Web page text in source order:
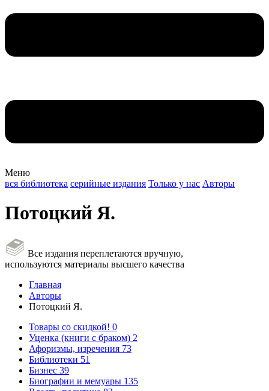
Меню
вся библиотека серийные издания Только у нас Авторы
Потоцкий Я.
Все издания переплетаются вручную,
используются материалы высшего качества
Главная
Авторы
Потоцкий Я.
Товары со скидкой! 0
Уценка (книги с браком) 2
Афоризмы, изречения 73
Библиотеки 51
Бизнес 39
Биографии и мемуары 135